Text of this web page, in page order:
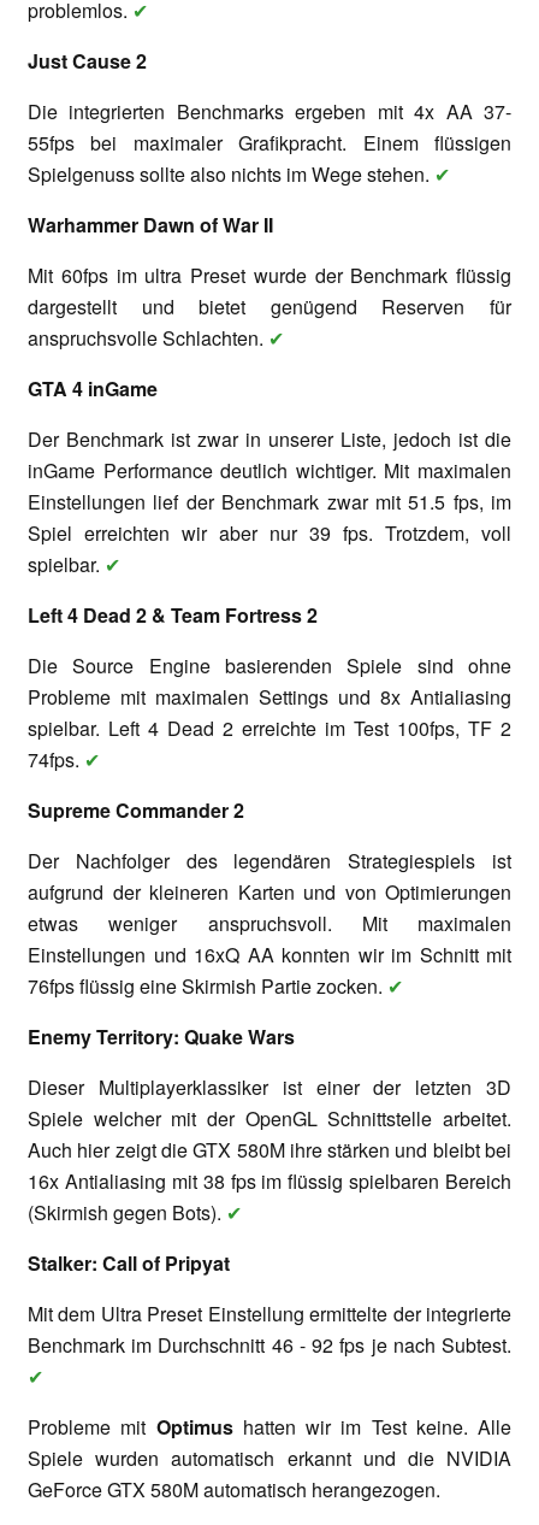
problemlos. ✔
Just Cause 2
Die integrierten Benchmarks ergeben mit 4x AA 37-
55fps bei maximaler Grafikpracht. Einem flüssigen
Spielgenuss sollte also nichts im Wege stehen. ✔
Warhammer Dawn of War II
Mit 60fps im ultra Preset wurde der Benchmark flüssig
dargestellt und bietet genügend Reserven für
anspruchsvolle Schlachten. ✔
GTA 4 inGame
Der Benchmark ist zwar in unserer Liste, jedoch ist die
inGame Performance deutlich wichtiger. Mit maximalen
Einstellungen lief der Benchmark zwar mit 51.5 fps, im
Spiel erreichten wir aber nur 39 fps. Trotzdem, voll
spielbar. ✔
Left 4 Dead 2 & Team Fortress 2
Die Source Engine basierenden Spiele sind ohne
Probleme mit maximalen Settings und 8x Antialiasing
spielbar. Left 4 Dead 2 erreichte im Test 100fps, TF 2
74fps. ✔
Supreme Commander 2
Der Nachfolger des legendären Strategiespiels ist
aufgrund der kleineren Karten und von Optimierungen
etwas weniger anspruchsvoll. Mit maximalen
Einstellungen und 16xQ AA konnten wir im Schnitt mit
76fps flüssig eine Skirmish Partie zocken. ✔
Enemy Territory: Quake Wars
Dieser Multiplayerklassiker ist einer der letzten 3D
Spiele welcher mit der OpenGL Schnittstelle arbeitet.
Auch hier zeigt die GTX 580M ihre stärken und bleibt bei
16x Antialiasing mit 38 fps im flüssig spielbaren Bereich
(Skirmish gegen Bots). ✔
Stalker: Call of Pripyat
Mit dem Ultra Preset Einstellung ermittelte der integrierte
Benchmark im Durchschnitt 46 - 92 fps je nach Subtest.
✔
Probleme mit Optimushatten wir im Test keine. Alle
Spiele wurden automatisch erkannt und die NVIDIA
GeForce GTX 580M automatisch herangezogen.